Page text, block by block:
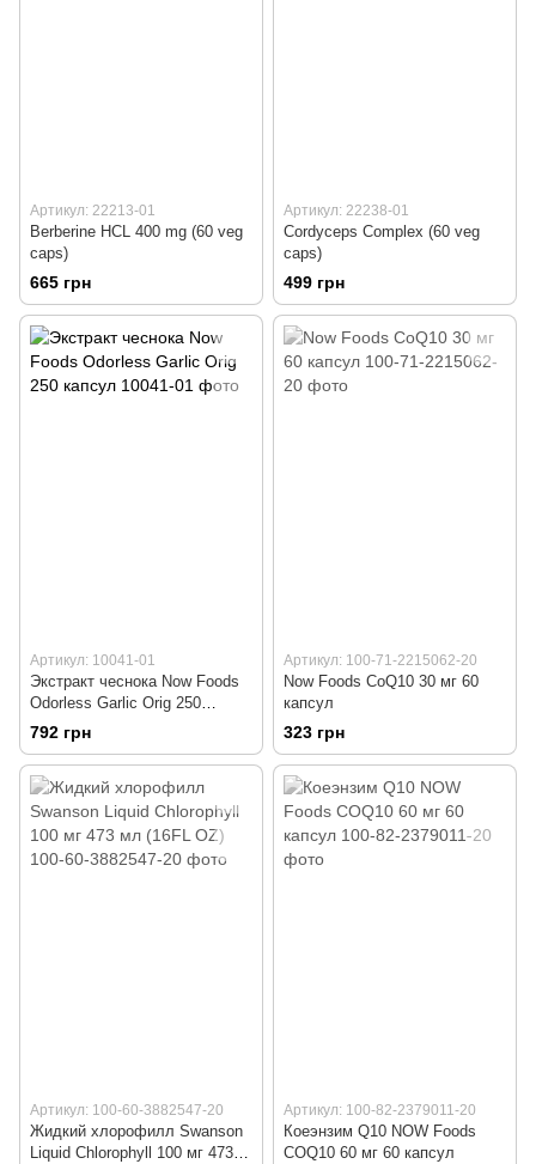
Артикул: 22213-01
Berberine HCL 400 mg (60 veg
caps)
665 грн
Артикул: 22238-01
Cordyceps Complex (60 veg
caps)
499 грн
Артикул: 10041-01
Экстракт чеснока Now Foods
Odorless Garlic Orig 250
капсул
792 грн
Артикул: 100-71-2215062-20
Now Foods CoQ10 30 мг 60
капсул
323 грн
Артикул: 100-60-3882547-20
Жидкий хлорофилл Swanson
Liquid Chlorophyll 100 мг 473
Артикул: 100-82-2379011-20
Коеэнзим Q10 NOW Foods
COQ10 60 мг 60 капсул